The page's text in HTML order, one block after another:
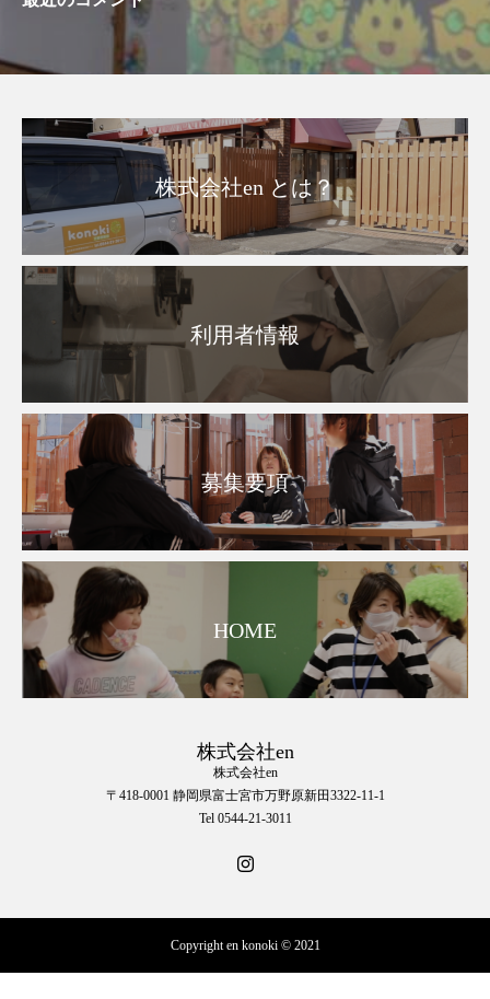
株式会社en とは？
利用者情報
募集要項
HOME
株式会社en
株式会社en
〒418-0001 静岡県富士宮市万野原新田3322-11-1
Tel 0544-21-3011
Copyright en konoki © 2021